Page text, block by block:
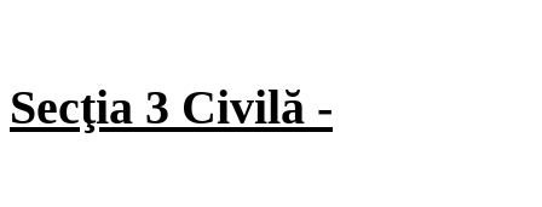
Secţia 3 Civilă -